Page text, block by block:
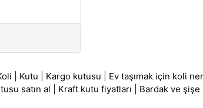
Kutu Kargo kutusu Ev taşımak için koli
satın al Kraft kutu fiyatları Bardak ve şişe